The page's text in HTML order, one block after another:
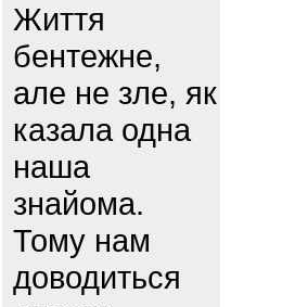
Життя
бентежне,
але не зле, як
казала одна
наша
знайома.
Тому нам
доводиться